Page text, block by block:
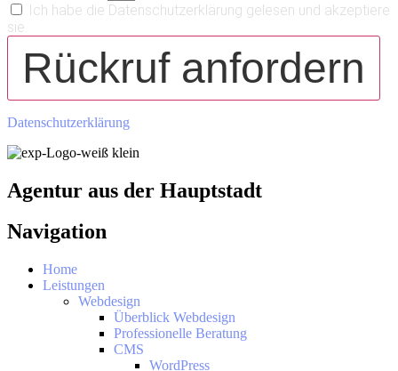
Ich habe die Datenschutzerklärung gelesen und akzeptiere
sie.
Rückruf anfordern
Datenschutzerklärung
Agentur aus der Hauptstadt
Navigation
Home
Leistungen
Webdesign
Überblick Webdesign
Professionelle Beratung
CMS
WordPress